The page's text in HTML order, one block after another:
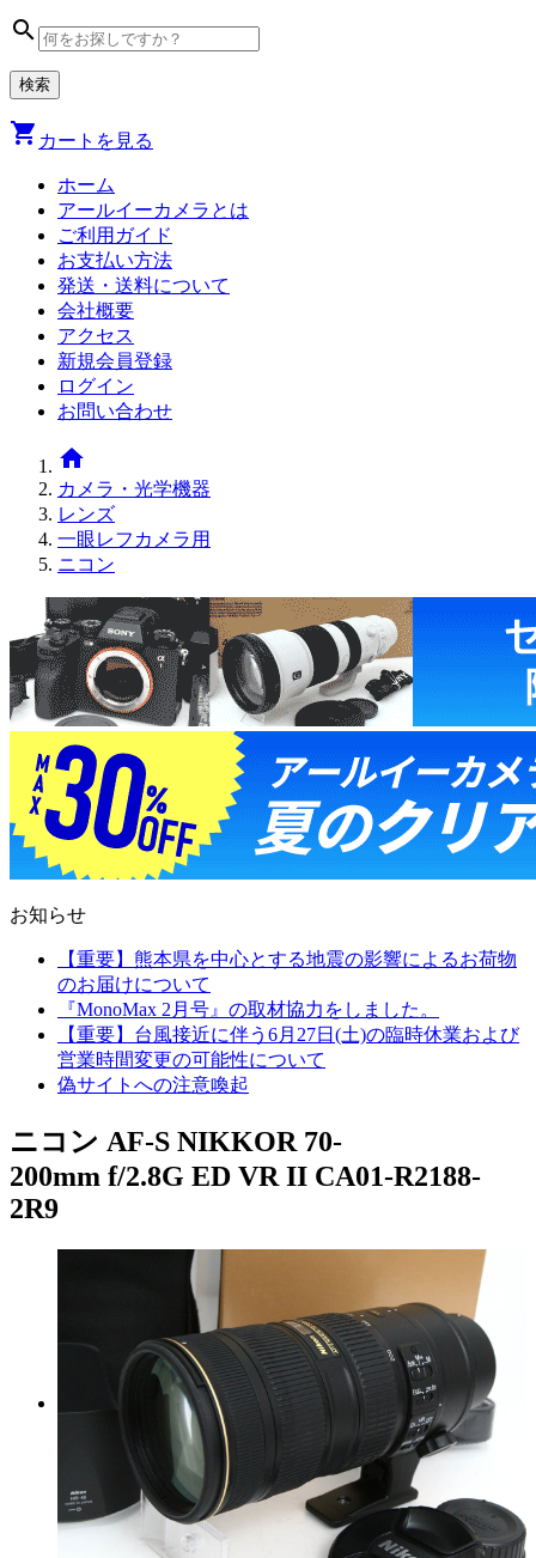
search
shopping_cart カートを見る
ホーム
アールイーカメラとは
ご利用ガイド
お支払い方法
発送・送料について
会社概要
アクセス
新規会員登録
ログイン
お問い合わせ
home
カメラ・光学機器
レンズ
一眼レフカメラ用
ニコン
お知らせ
【重要】熊本県を中心とする地震の影響によるお荷物
のお届けについて
『MonoMax 2月号』の取材協力をしました。
【重要】台風接近に伴う6月27日(土)の臨時休業および
営業時間変更の可能性について
偽サイトへの注意喚起
ニコン AF-S NIKKOR 70-
200mm f/2.8G ED VR II CA01-R2188-
2R9